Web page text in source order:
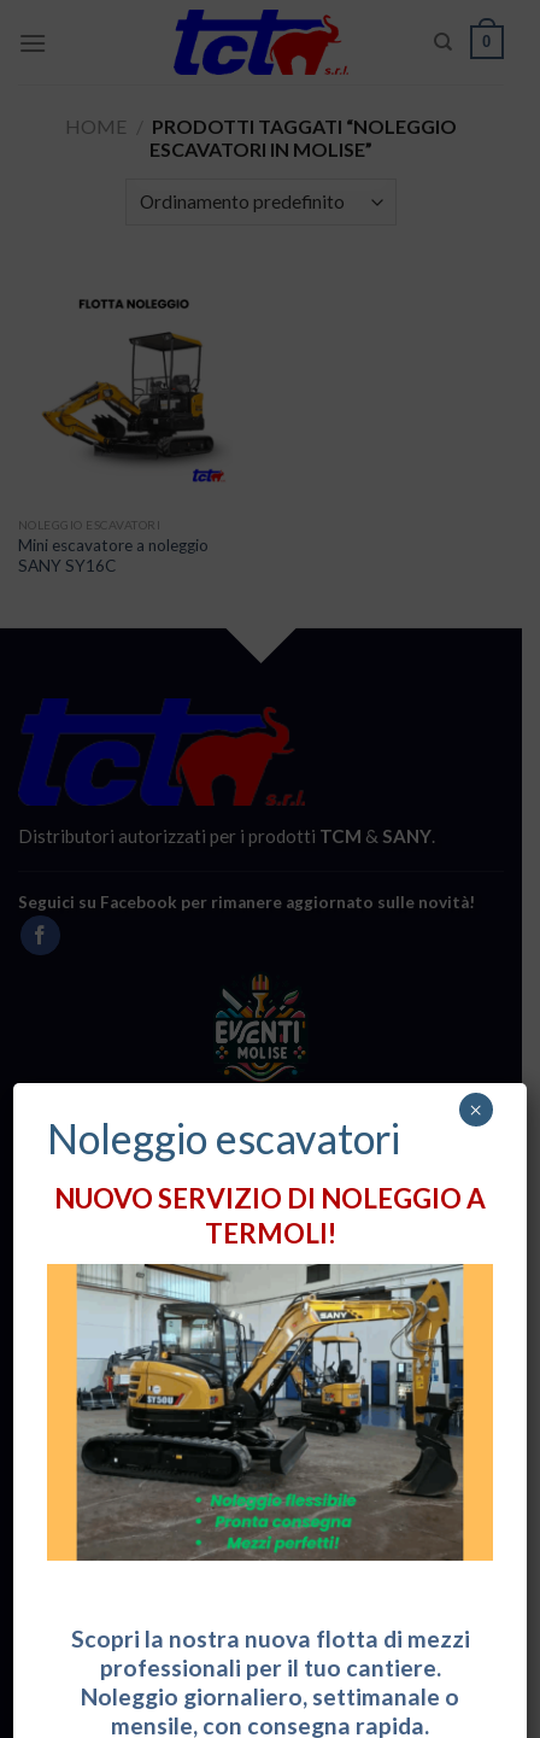
0
HOME
PRODOTTI TAGGATI “NOLEGGIO
ESCAVATORI IN MOLISE”
NOLEGGIO ESCAVATORI
Mini escavatore a noleggio
SANY SY16C
Distributori autorizzati per i prodotti TCM & SANY.
Seguici su Facebook per rimanere aggiornato sulle novità!
Contatti:
Via Alessandro Volta, 12
86039 -TERMOLI(CB)
+39 0875 724075
info@tctrade.it
Orari apertura Uffici:
Lun / Ven: 8:30 - 18:00
Privacy:
Categorie:
Noleggio escavatori
NUOVO SERVIZIO DI NOLEGGIO A
TERMOLI!
Scopri la nostra nuova flotta di mezzi
professionali per il tuo cantiere.
Noleggio giornaliero, settimanale o
mensile, con consegna rapida.
×